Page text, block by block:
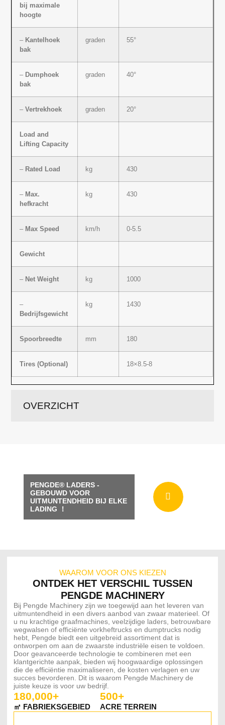
OVERZICHT
bij maximale
hoogte
– Kantelhoek
bak
graden 55°
– Dumphoek
bak
graden 40°
–Vertrekhoek graden 20°
Load and
Lifting Capacity
– Rated Load kg 430
– Max.
hefkracht
kg 430
– Max Speed km/h 0-5.5
Gewicht
– Net Weight kg 1000
–
Bedrijfsgewicht
kg 1430
Spoorbreedte mm 180
Tires (Optional) 18×8.5-8
PENGDE® LADERS -
GEBOUWD VOOR
UITMUNTENDHEID BIJ ELKE
LADING ！
WAAROM VOOR ONS KIEZEN
ONTDEK HET VERSCHIL TUSSEN
PENGDE MACHINERY
Bij Pengde Machinery zijn we toegewijd aan het leveren van
uitmuntendheid in een divers aanbod van zwaar materieel. Of
u nu krachtige graafmachines, veelzijdige laders, betrouwbare
wegwalsen of efficiënte vorkheftrucks en dumptrucks nodig
hebt, Pengde biedt een uitgebreid assortiment dat is
ontworpen om aan de zwaarste industriële eisen te voldoen.
Door geavanceerde technologie te combineren met een
klantgerichte aanpak, bieden wij hoogwaardige oplossingen
die de efficiëntie maximaliseren, de kosten verlagen en uw
succes bevorderen. Dit is waarom Pengde Machinery de
juiste keuze is voor uw bedrijf.
180,000+
㎡ FABRIEKSGEBIED
500+
ACRE TERREIN